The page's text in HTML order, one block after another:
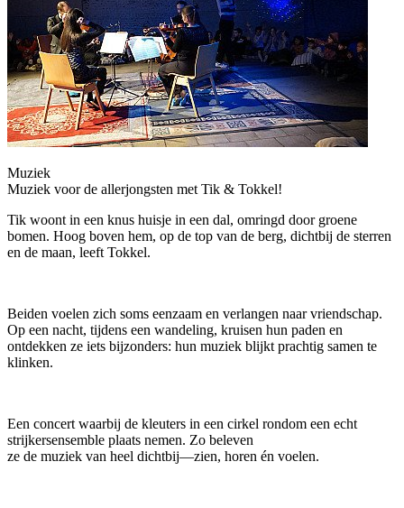
Muziek
Muziek voor de allerjongsten met Tik & Tokkel!
Tik woont in een knus huisje in een dal, omringd door groene
bomen. Hoog boven hem, op de top van de berg, dichtbij de sterren
en de maan, leeft Tokkel.
Beiden voelen zich soms eenzaam en verlangen naar vriendschap.
Op een nacht, tijdens een wandeling, kruisen hun paden en
ontdekken ze iets bijzonders: hun muziek blijkt prachtig samen te
klinken.
Een concert waarbij de kleuters in een cirkel rondom een echt
strijkersensemble plaats nemen. Zo beleven
ze de muziek van heel dichtbij—zien, horen én voelen.